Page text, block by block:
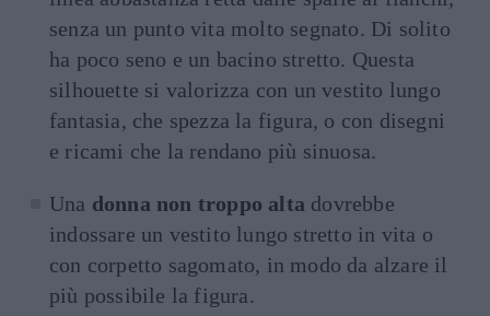
senza un punto vita molto segnato. Di solito
ha poco seno e un bacino stretto. Questa
silhouette si valorizza con un vestito lungo
fantasia, che spezza la figura, o con disegni
e ricami che la rendano più sinuosa.
Una donna non troppo alta dovrebbe
indossare un vestito lungo stretto in vita o
con corpetto sagomato, in modo da alzare il
più possibile la figura.